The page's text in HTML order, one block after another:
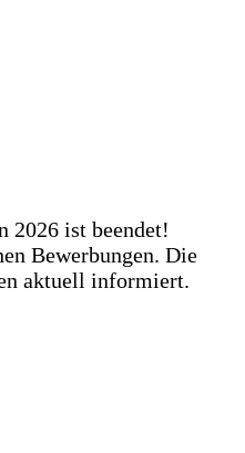
2026 ist beendet!
Bewerbungen. Die
aktuell informiert.